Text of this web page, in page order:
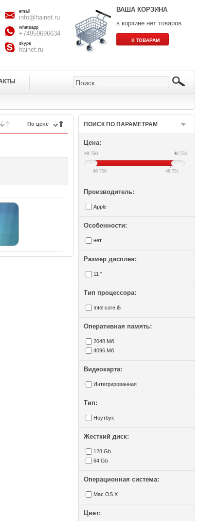
email
info@hainet.ru
whatsapp
+74959696634
skype
hainet.ru
ВАША КОРЗИНА
в корзине нет товаров
ПОИСК ПО ПАРАМЕТРАМ
Цена:
48 750 48 751
48 750 48 751
48 750 48 751
Производитель:
Apple
Особенности:
нет
Размер дисплея:
11 "
Тип процессора:
Intel core i5
Оперативная память:
2048 Мб
4096 Мб
Видеокарта:
Интегрированная
Тип:
Ноутбук
Жесткий диск:
128 Gb
64 Gb
Операционная система:
Mac OS X
Цвет: